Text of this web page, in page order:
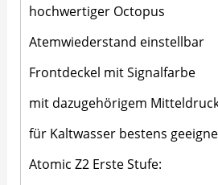
hochwertiger Octopus
Atemwiederstand einstellbar
Frontdeckel mit Signalfarbe
mit dazugehörigem
für Kaltwasser bestens
Atomic Z2 Erste Stufe: